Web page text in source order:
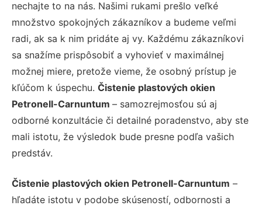
nechajte to na nás. Našimi rukami prešlo veľké
množstvo spokojných zákazníkov a budeme veľmi
radi, ak sa k nim pridáte aj vy. Každému zákazníkovi
sa snažíme prispôsobiť a vyhovieť v maximálnej
možnej miere, pretože vieme, že osobný prístup je
kľúčom k úspechu. Čistenie plastových okien
Petronell-Carnuntum – samozrejmosťou sú aj
odborné konzultácie či detailné poradenstvo, aby ste
mali istotu, že výsledok bude presne podľa vašich
predstáv.
Čistenie plastových okien Petronell-Carnuntum –
hľadáte istotu v podobe skúseností, odbornosti a